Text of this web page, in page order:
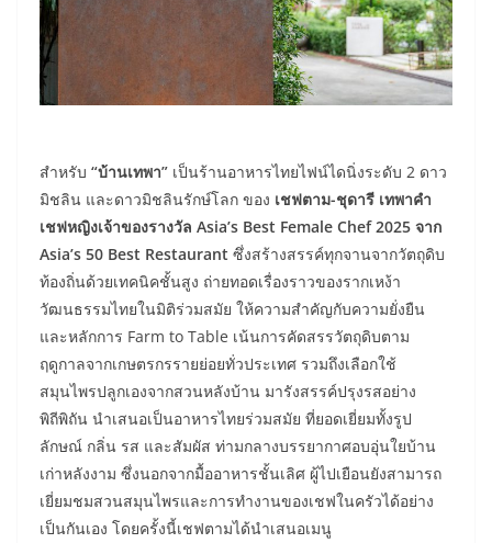
สำหรับ “บ้านเทพา” เป็นร้านอาหารไทยไฟน์ไดนิ่งระดับ 2 ดาว
มิชลิน และดาวมิชลินรักษ์โลก ของ เชฟตาม-ชุดารี เทพาคำ
เชฟหญิงเจ้าของรางวัล Asia’s Best Female Chef 2025 จาก
Asia’s 50 Best Restaurant ซึ่งสร้างสรรค์ทุกจานจากวัตถุดิบ
ท้องถิ่นด้วยเทคนิคชั้นสูง ถ่ายทอดเรื่องราวของรากเหง้า
วัฒนธรรมไทยในมิติร่วมสมัย ให้ความสำคัญกับความยั่งยืน
และหลักการ Farm to Table เน้นการคัดสรรวัตถุดิบตาม
ฤดูกาลจากเกษตรกรรายย่อยทั่วประเทศ รวมถึงเลือกใช้
สมุนไพรปลูกเองจากสวนหลังบ้าน มารังสรรค์ปรุงรสอย่าง
พิถีพิถัน นำเสนอเป็นอาหารไทยร่วมสมัย ที่ยอดเยี่ยมทั้งรูป
ลักษณ์ กลิ่น รส และสัมผัส ท่ามกลางบรรยากาศอบอุ่นใยบ้าน
เก่าหลังงาม ซึ่งนอกจากมื้ออาหารชั้นเลิศ ผู้ไปเยือนยังสามารถ
เยี่ยมชมสวนสมุนไพรและการทำงานของเชฟในครัวได้อย่าง
เป็นกันเอง โดยครั้งนี้เชฟตามได้นำเสนอเมนู